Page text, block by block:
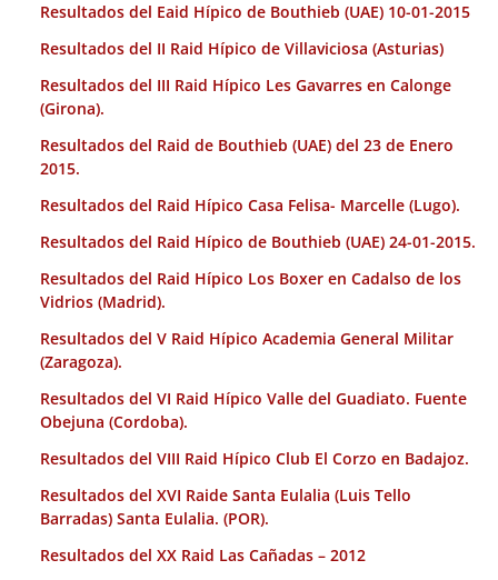
Resultados del Eaid Hípico de Bouthieb (UAE) 10-01-2015
Resultados del II Raid Hípico de Villaviciosa (Asturias)
Resultados del III Raid Hípico Les Gavarres en Calonge
(Girona).
Resultados del Raid de Bouthieb (UAE) del 23 de Enero
2015.
Resultados del Raid Hípico Casa Felisa- Marcelle (Lugo).
Resultados del Raid Hípico de Bouthieb (UAE) 24-01-2015.
Resultados del Raid Hípico Los Boxer en Cadalso de los
Vidrios (Madrid).
Resultados del V Raid Hípico Academia General Militar
(Zaragoza).
Resultados del VI Raid Hípico Valle del Guadiato. Fuente
Obejuna (Cordoba).
Resultados del VIII Raid Hípico Club El Corzo en Badajoz.
Resultados del XVI Raide Santa Eulalia (Luis Tello
Barradas) Santa Eulalia. (POR).
Resultados del XX Raid Las Cañadas – 2012